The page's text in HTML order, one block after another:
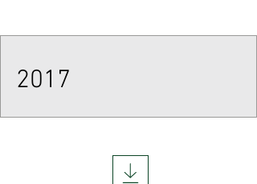
2017